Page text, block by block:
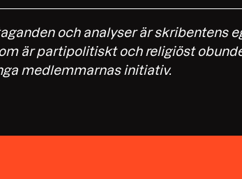
och analyser är skribentens
är partipolitiskt och religiöst
medlemmarnas initiativ.